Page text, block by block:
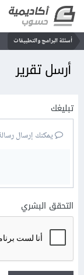
أسئلة البرامج والتطبيقات
أرسل تقرير
تبليغك
يمكنك إرسال
التحقق البشري